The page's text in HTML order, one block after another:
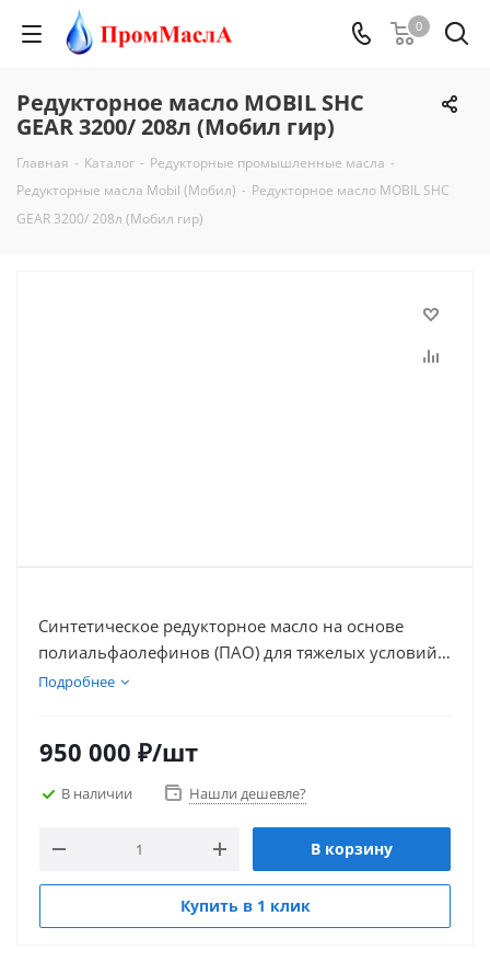
0
Редукторное масло MOBIL SHC
GEAR 3200/ 208л (Мобил гир)
Главная - Каталог - Редукторные промышленные масла -
Редукторные масла Mobil (Мобил) - Редукторное масло MOBIL SHC
GEAR 3200/ 208л (Мобил гир)
Синтетическое редукторное масло на основе
полиальфаолефинов (ПАО) для тяжелых условий
эксплуатации, обеспечивает отличное смазывание
вязкости ISO VG 3200.
Подробнее
950 000 ₽/шт
В наличии Нашли дешевле?
В корзину
Купить в 1 клик